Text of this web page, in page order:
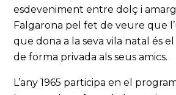
esdeveniment entre dolç i
Falgarona pel fet de veure que
que dona a la seva vila natal és
de forma privada als seus amics.
L’any 1965 participa en el